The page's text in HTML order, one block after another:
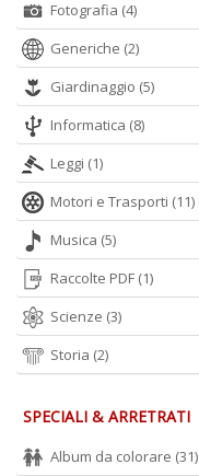
Fotografia (4)
Generiche (2)
Giardinaggio (5)
Informatica (8)
Leggi (1)
Motori e Trasporti (11)
Musica (5)
Raccolte PDF (1)
Scienze (3)
Storia (2)
SPECIALI & ARRETRATI
Album da colorare (31)